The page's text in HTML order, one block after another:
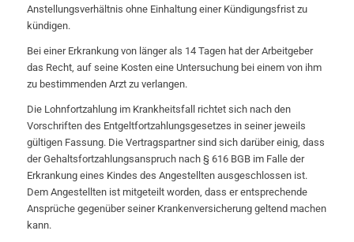
Anstellungsverhältnis ohne Einhaltung einer Kündigungsfrist zu
kündigen.
Bei einer Erkrankung von länger als 14 Tagen hat der Arbeitgeber
das Recht, auf seine Kosten eine Untersuchung bei einem von ihm
zu bestimmenden Arzt zu verlangen.
Die Lohnfortzahlung im Krankheitsfall richtet sich nach den
Vorschriften des Entgeltfortzahlungsgesetzes in seiner jeweils
gültigen Fassung. Die Vertragspartner sind sich darüber einig, dass
der Gehaltsfortzahlungsanspruch nach § 616 BGB im Falle der
Erkrankung eines Kindes des Angestellten ausgeschlossen ist.
Dem Angestellten ist mitgeteilt worden, dass er entsprechende
Ansprüche gegenüber seiner Krankenversicherung geltend machen
kann.